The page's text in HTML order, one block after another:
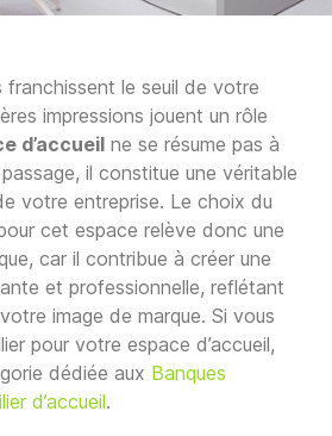
franchissent le seuil de votre
impressions jouent un rôle
d’accueil ne se résume pas à
il constitue une véritable
votre entreprise. Le choix du
cet espace relève donc une
car il contribue à créer une
et professionnelle, reflétant
image de marque. Si vous
pour votre espace d’accueil,
dédiée aux Banques
d’accueil.